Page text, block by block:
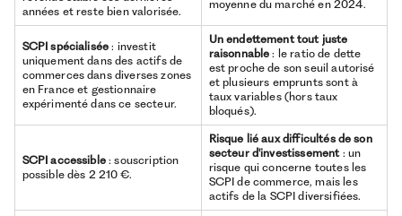
années et reste bien valorisée.
moyenne du marché en 2024.
SCPI spécialisée : investit
uniquement dans des actifs de
commerces dans diverses zones
en France et gestionnaire
expérimenté dans ce secteur.
Un endettement tout juste
raisonnable : le ratio de dette
est proche de son seuil autorisé
et plusieurs emprunts sont à
taux variables (hors taux
bloqués).
SCPI accessible: souscription
possible dès 2 210 €.
Risque lié aux difficultés de son
secteur d'investissement: un
risque qui concerne toutes les
SCPI de commerce, mais les
actifs de la SCPI diversifiées.